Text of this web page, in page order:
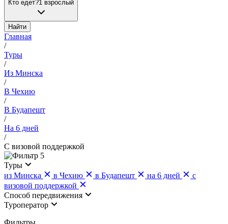
Кто едет?1 взрослый
Найти
Главная
/
Туры
/
Из Минска
/
В Чехию
/
В Будапешт
/
На 6 дней
/
С визовой поддержкой
5
Туры
из Минска
в Чехию в Будапешт на 6 дней
с
визовой поддержкой
Cпособ передвижения
Туроператор
Фильтры